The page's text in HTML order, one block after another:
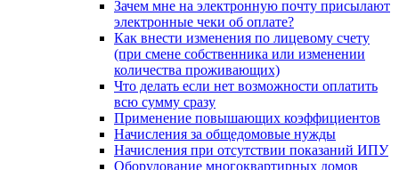
Зачем мне на электронную почту присылают
электронные чеки об оплате?
Как внести изменения по лицевому счету
(при смене собственника или изменении
количества проживающих)
Что делать если нет возможности оплатить
всю сумму сразу
Применение повышающих коэффициентов
Начисления за общедомовые нужды
Начисления при отсутствии показаний ИПУ
Оборудование многоквартирных домов